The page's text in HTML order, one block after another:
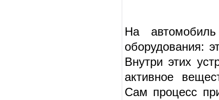
На
оборудования:
Внутри этих
активное
Сам процесс